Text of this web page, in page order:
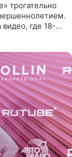
трогательно
где 18-